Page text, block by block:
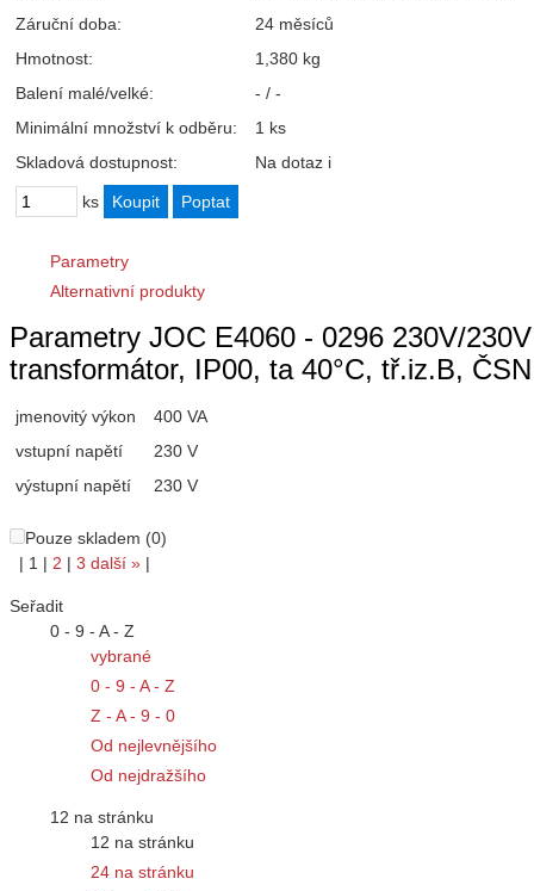
Záruční doba:
24 měsíců
Hmotnost:
1,380 kg
Balení malé/velké:
- / -
Minimální množství k odběru:
1 ks
Skladová dostupnost:
Na dotaz i
ks
Parametry
Alternativní produkty
Parametry JOC E4060 - 0296 230V/
transformátor, IP00, ta 40°C, tř.iz.B,
jmenovitý výkon
400 VA
vstupní napětí
230 V
výstupní napětí
230 V
Pouze skladem (0)
| 1 | 2 | 3 další » |
Seřadit
0 - 9 - A - Z
vybrané
0 - 9 - A - Z
Z - A - 9 - 0
Od nejlevnějšího
Od nejdražšího
12 na stránku
12 na stránku
24 na stránku